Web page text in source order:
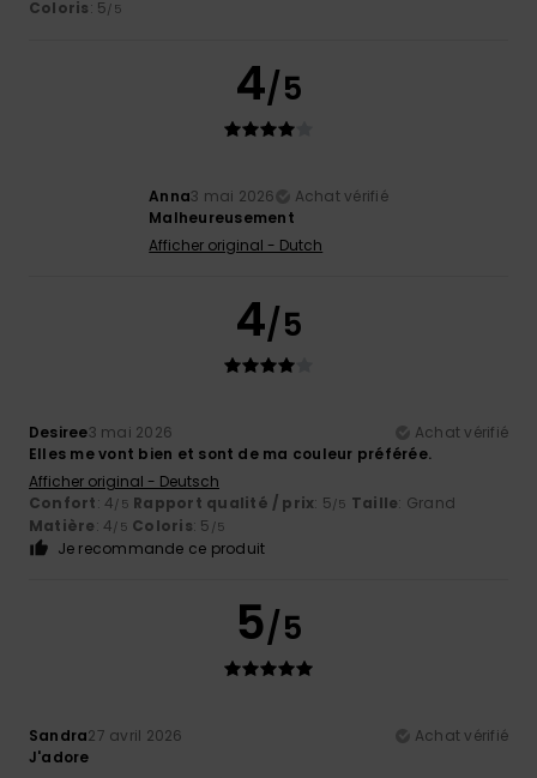
Coloris: 5/5
4/5
Anna3 mai 2026
Achat vérifié
Malheureusement
Afficher original - Dutch
4/5
Desiree3 mai 2026
Achat vérifié
Elles me vont bien et sont de ma couleur préférée.
Afficher original - Deutsch
Confort: 4/5 Rapport qualité / prix: 5/5 Taille: Grand
Matière: 4/5 Coloris: 5 /5
Je recommande ce produit
5/5
Sandra27 avril 2026
Achat vérifié
J'adore